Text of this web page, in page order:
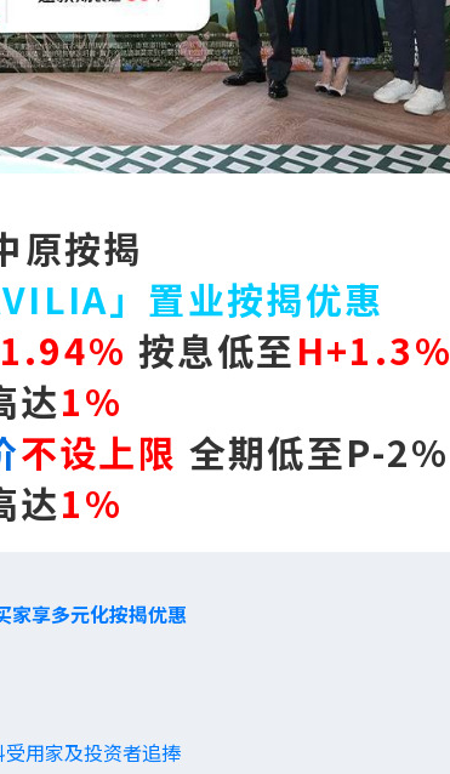
原按揭
」置业按揭优惠
1.94% 按息低至H+1.3%
达1%
不设上限 全期低至P-2%
达1%
家享多元化按揭优惠
用家及投资者追捧